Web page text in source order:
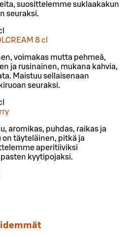
suosittelemme suklaakakun
seuraksi.
8 cl
voimakas mutta pehmeä,
ja rusinainen, mukana kahvia,
Maistuu sellaisenaan
seuraksi.
aromikas, puhdas, raikas ja
on täyteläinen, pitkä ja
aperitiiviksi
kyytipojaksi.